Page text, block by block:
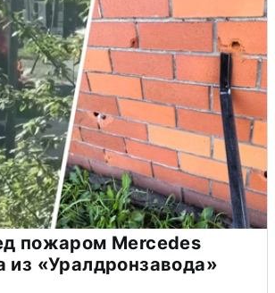
пожаром Mercedes
из «Уралдронзавода»